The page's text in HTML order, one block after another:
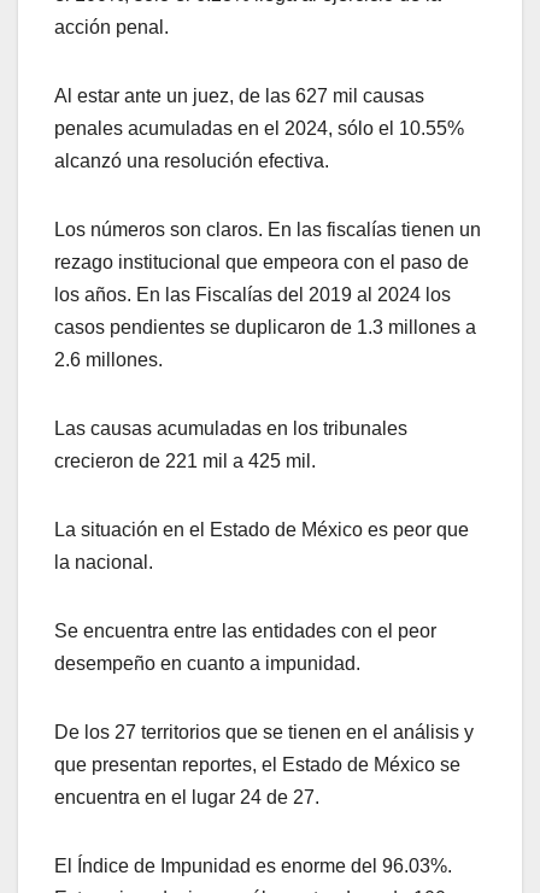
acción penal.
Al estar ante un juez, de las 627 mil causas
penales acumuladas en el 2024, sólo el 10.55%
alcanzó una resolución efectiva.
Los números son claros. En las fiscalías tienen un
rezago institucional que empeora con el paso de
los años. En las Fiscalías del 2019 al 2024 los
casos pendientes se duplicaron de 1.3 millones a
2.6 millones.
Las causas acumuladas en los tribunales
crecieron de 221 mil a 425 mil.
La situación en el Estado de México es peor que
la nacional.
Se encuentra entre las entidades con el peor
desempeño en cuanto a impunidad.
De los 27 territorios que se tienen en el análisis y
que presentan reportes, el Estado de México se
encuentra en el lugar 24 de 27.
El Índice de Impunidad es enorme del 96.03%.